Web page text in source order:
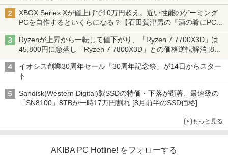
XBOX Series Xが値上げで10万円超え。近い性能のゲーミング
PCを自作するといくらになる？【石田賀津男の『酒の肴にPCゲ
ーム』】
Ryzenが上昇から一転して値下がり、「Ryzen 7 7700X3D」は
45,800円に急落し「Ryzen 7 7800X3D」との価格逆転解消 [8月
前半のCPU価格]
イオシス創業30周年セール「30周年記念祭」が14日からスター
ト
Sandisk(Western Digital)製SSDの特価・下落が顕著、最速級の
「SN8100」8TBが一時17万円割れ [8月前半のSSD価格]
もっと見る
AKIBA PC Hotline! をフォローする